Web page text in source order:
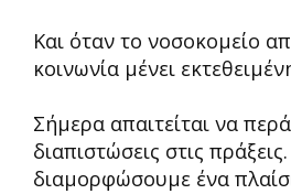
Και όταν το νοσοκομείο
κοινωνία μένει
Σήμερα απαιτείται να
διαπιστώσεις στις
διαμορφώσουμε ένα